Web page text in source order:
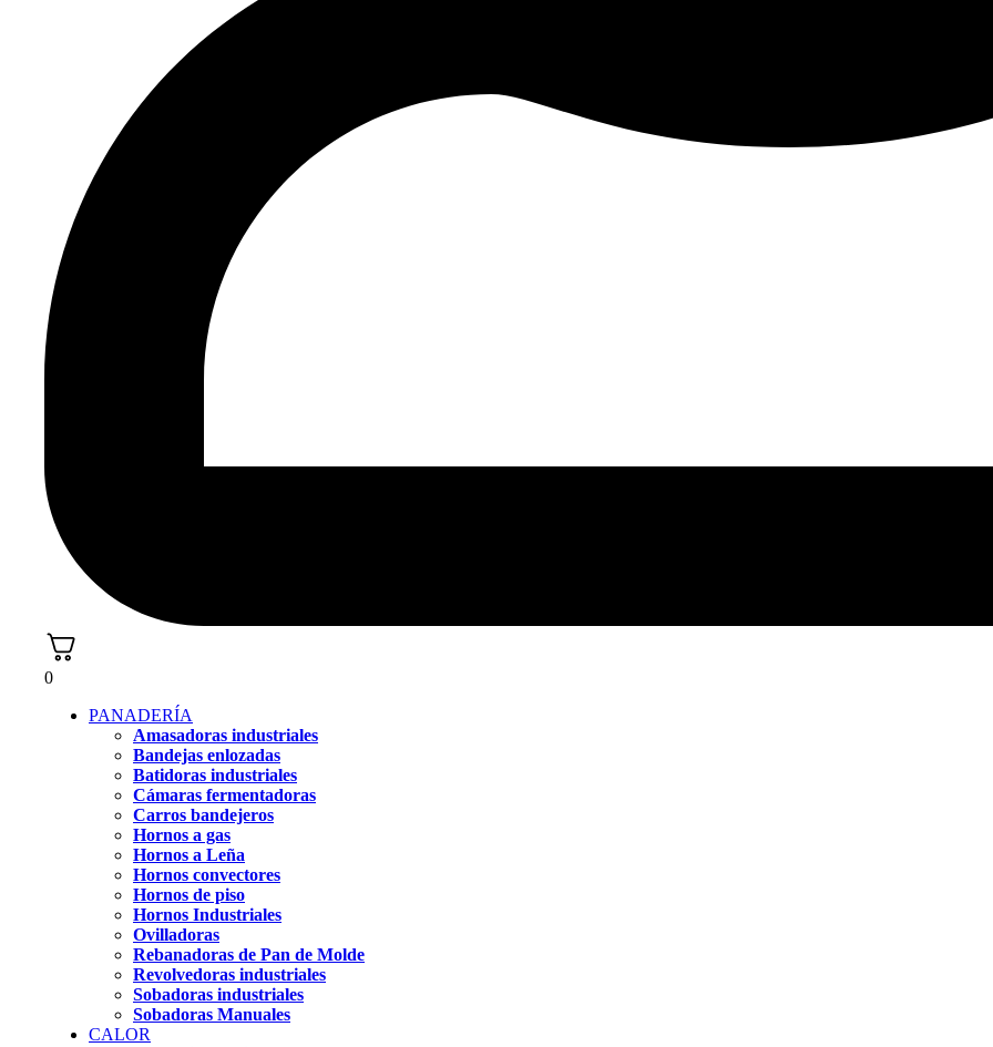
0
PANADERÍA
Amasadoras industriales
Bandejas enlozadas
Batidoras industriales
Cámaras fermentadoras
Carros bandejeros
Hornos a gas
Hornos a Leña
Hornos convectores
Hornos de piso
Hornos Industriales
Ovilladoras
Rebanadoras de Pan de Molde
Revolvedoras industriales
Sobadoras industriales
Sobadoras Manuales
CALOR